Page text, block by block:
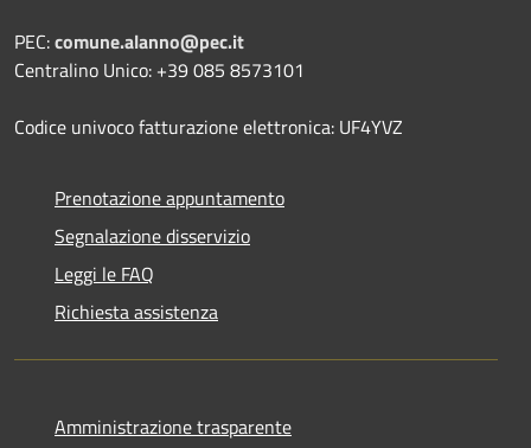
PEC:comune.alanno@pec.it
Centralino Unico: +39 085 8573101
Codice univoco fatturazione elettronica: UF4YVZ
Prenotazione appuntamento
Segnalazione disservizio
Leggi le FAQ
Richiesta assistenza
Amministrazione trasparente